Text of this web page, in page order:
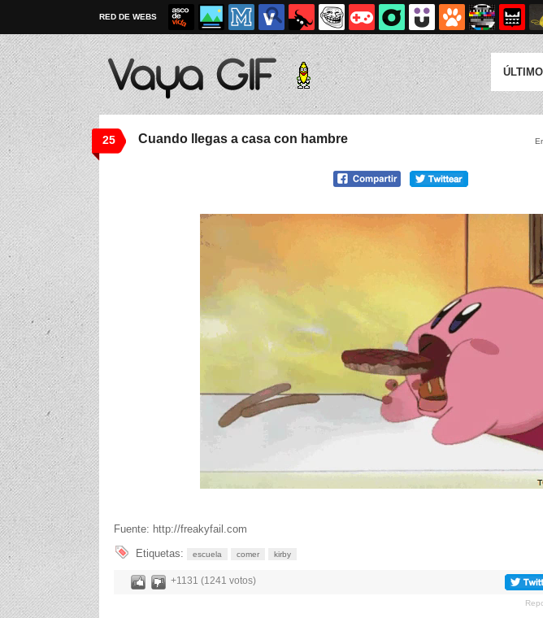
RED DE WEBS
25 Cuando llegas a casa con hambre
Fuente: http://freakyfail.com
Etiquetas:
escuela comer kirby
+1131 (1241 votos)